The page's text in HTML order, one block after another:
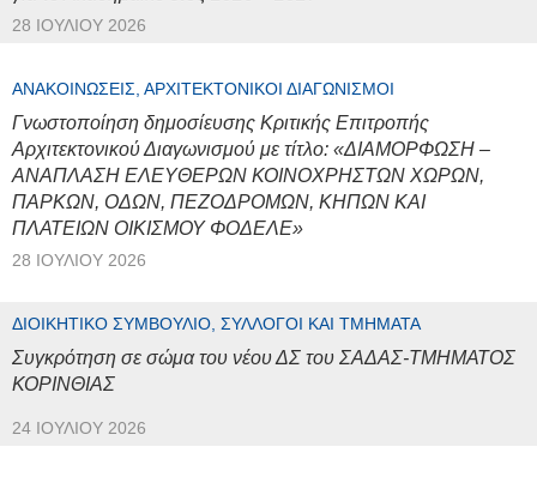
28 ΙΟΥΛΊΟΥ 2026
ΑΝΑΚΟΙΝΏΣΕΙΣ, ΑΡΧΙΤΕΚΤΟΝΙΚΟΊ ΔΙΑΓΩΝΙΣΜΟΊ
Γνωστοποίηση δημοσίευσης Κριτικής Επιτροπής
Αρχιτεκτονικού Διαγωνισμού με τίτλο: «ΔΙΑΜΟΡΦΩΣΗ –
ΑΝΑΠΛΑΣΗ ΕΛΕΥΘΕΡΩΝ ΚΟΙΝΟΧΡΗΣΤΩΝ ΧΩΡΩΝ,
ΠΑΡΚΩΝ, ΟΔΩΝ, ΠΕΖΟΔΡΟΜΩΝ, ΚΗΠΩΝ ΚΑΙ
ΠΛΑΤΕΙΩΝ ΟΙΚΙΣΜΟΥ ΦΟΔΕΛΕ»
28 ΙΟΥΛΊΟΥ 2026
ΔΙΟΙΚΗΤΙΚΌ ΣΥΜΒΟΎΛΙΟ, ΣΎΛΛΟΓΟΙ ΚΑΙ ΤΜΉΜΑΤΑ
Συγκρότηση σε σώμα του νέου ΔΣ του ΣΑΔΑΣ-ΤΜΗΜΑΤΟΣ
ΚΟΡΙΝΘΙΑΣ
24 ΙΟΥΛΊΟΥ 2026